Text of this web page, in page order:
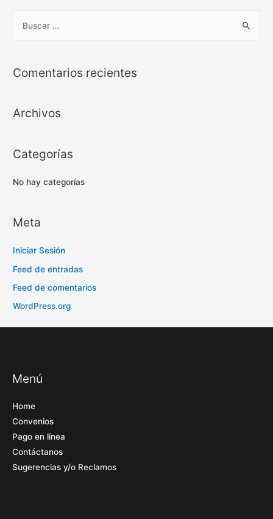
Comentarios recientes
Archivos
Categorías
No hay categorías
Meta
Iniciar Sesión
Feed de entradas
Feed de comentarios
WordPress.org
Menú
Home
Convenios
Pago en línea
Contáctanos
Sugerencias y/o Reclamos